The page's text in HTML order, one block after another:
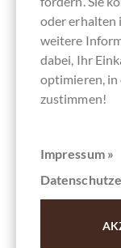
oder erhalten
weitere
dabei, Ihr
optimieren, in
zustimmen!
Impressum »